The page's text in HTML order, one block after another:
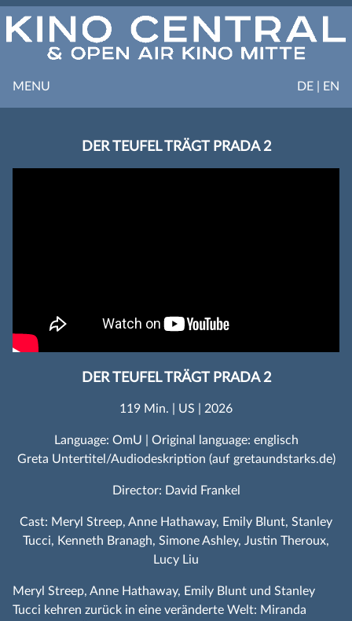
DE | EN
MENU
DER TEUFEL TRÄGT PRADA 2
DER TEUFEL TRÄGT PRADA 2
119 Min. | US | 2026
Language: OmU | Original language: englisch
Greta Untertitel/Audiodeskription (auf gretaundstarks.de)
Director: David Frankel
Cast: Meryl Streep, Anne Hathaway, Emily Blunt, Stanley
Tucci, Kenneth Branagh, Simone Ashley, Justin Theroux,
Lucy Liu
Meryl Streep, Anne Hathaway, Emily Blunt und Stanley
Tucci kehren zurück in eine veränderte Welt: Miranda